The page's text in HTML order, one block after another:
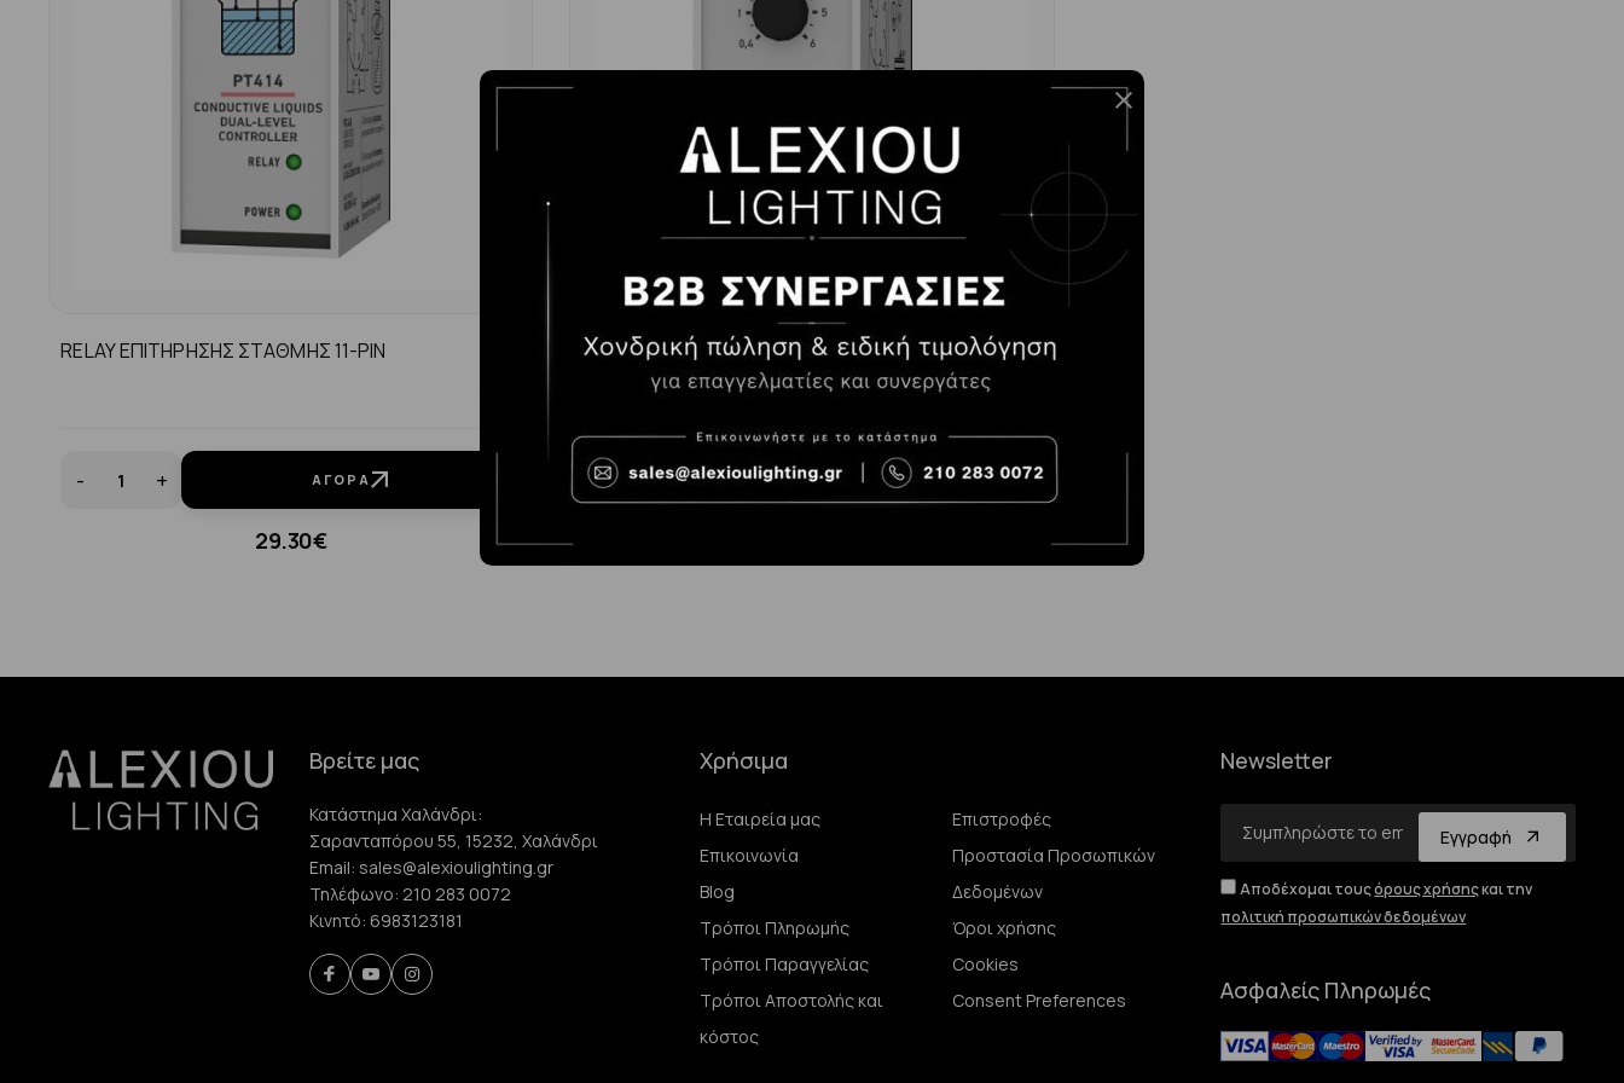
RELAY ΕΠΙΤΗΡΗΣΗΣ ΣΤΑΘΜΗΣ 11-PIN
- + ΑΓΟΡΆ
29.30€
RELAY ΕΛΕΓΚΤΗΣ ΡΟΗΣ ΥΓΡΩΝ 11-PIN
- + ΑΓΟΡΆ
Βρείτε μας
Κατάστημα Χαλάνδρι:
Σαρανταπόρου 55, 15232, Χαλάνδρι
Email: sales@alexioulighting.gr
Τηλέφωνο: 210 283 0072
Κινητό: 6983123181
Χρήσιμα
Η Εταιρεία μας
Επικοινωνία
Blog
Τρόποι Πληρωμής
Τρόποι Παραγγελίας
Τρόποι Αποστολής και
κόστος
Επιστροφές
Προστασία Προσωπικών
Δεδομένων
Όροι χρήσης
Cookies
Consent Preferences
Newsletter
Εγγραφή
Αποδέχομαι τουςόρους χρήσηςκαι την
πολιτική προσωπικών δεδομένων
Ασφαλείς Πληρωμές